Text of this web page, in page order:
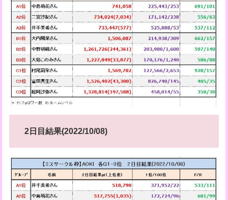
2日目結果(2022/10/08)